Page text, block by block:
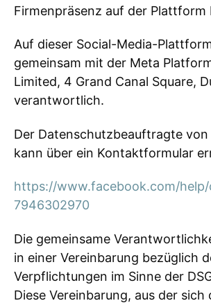
Firmenpräsenz auf der Plattform
Auf dieser Social-Media-
gemeinsam mit der Meta
Limited, 4 Grand Canal Square,
verantwortlich.
Der Datenschutzbeauftragte
kann über ein Kontaktformular
https://www.facebook.com/
7946302970
Die gemeinsame
in einer Vereinbarung bezüglich
Verpflichtungen im Sinne der
Diese Vereinbarung, aus der sich